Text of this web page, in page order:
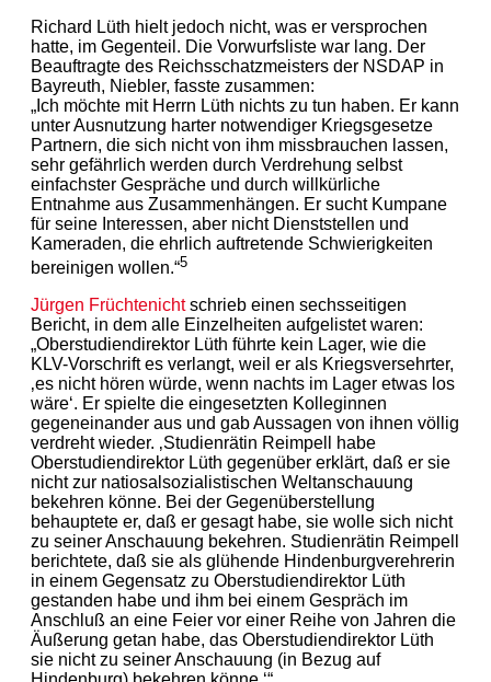
Richard Lüth hielt jedoch nicht, was er versprochen
hatte, im Gegenteil. Die Vorwurfsliste war lang. Der
Beauftragte des Reichsschatzmeisters der NSDAP in
Bayreuth, Niebler, fasste zusammen:
„Ich möchte mit Herrn Lüth nichts zu tun haben. Er kann
unter Ausnutzung harter notwendiger Kriegsgesetze
Partnern, die sich nicht von ihm missbrauchen lassen,
sehr gefährlich werden durch Verdrehung selbst
einfachster Gespräche und durch willkürliche
Entnahme aus Zusammenhängen. Er sucht Kumpane
für seine Interessen, aber nicht Dienststellen und
Kameraden, die ehrlich auftretende Schwierigkeiten
bereinigen wollen.“5
Jürgen Früchtenichtschrieb einen sechsseitigen
Bericht, in dem alle Einzelheiten aufgelistet waren:
„Oberstudiendirektor Lüth führte kein Lager, wie die
KLV-Vorschrift es verlangt, weil er als Kriegsversehrter,
‚es nicht hören würde, wenn nachts im Lager etwas los
wäre‘. Er spielte die eingesetzten Kolleginnen
gegeneinander aus und gab Aussagen von ihnen völlig
verdreht wieder. ‚Studienrätin Reimpell habe
Oberstudiendirektor Lüth gegenüber erklärt, daß er sie
nicht zur natiosalsozialistischen Weltanschauung
bekehren könne. Bei der Gegenüberstellung
behauptete er, daß er gesagt habe, sie wolle sich nicht
zu seiner Anschauung bekehren. Studienrätin Reimpell
berichtete, daß sie als glühende Hindenburgverehrerin
in einem Gegensatz zu Oberstudiendirektor Lüth
gestanden habe und ihm bei einem Gespräch im
Anschluß an eine Feier vor einer Reihe von Jahren die
Äußerung getan habe, das Oberstudiendirektor Lüth
sie nicht zu seiner Anschauung (in Bezug auf